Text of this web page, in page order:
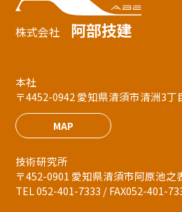
株式会社 阿部技建
本社
〒4452-0942 愛知県清須市清洲3丁
MAP
技術研究所
〒452-0901 愛知県清須市阿原池之
TEL 052-401-7333 / FAX052-401-